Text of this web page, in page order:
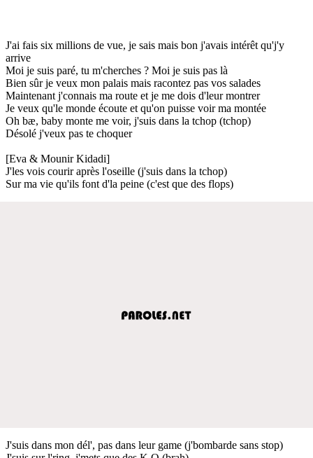
J'ai fais six millions de vue, je sais mais bon j'avais intérêt qu'j'y
arrive
Moi je suis paré, tu m'cherches ? Moi je suis pas là
Bien sûr je veux mon palais mais racontez pas vos salades
Maintenant j'connais ma route et je me dois d'leur montrer
Je veux qu'le monde écoute et qu'on puisse voir ma montée
Oh bæ, baby monte me voir, j'suis dans la tchop (tchop)
Désolé j'veux pas te choquer
[Eva & Mounir Kidadi]
J'les vois courir après l'oseille (j'suis dans la tchop)
Sur ma vie qu'ils font d'la peine (c'est que des flops)
J'suis dans mon dél', pas dans leur game (j'bombarde sans stop)